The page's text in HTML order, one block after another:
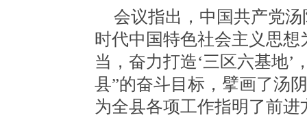
会议指出，中国共产党
时代中国特色社会主义思
当，奋力打造‘三区六基地
县”的奋斗目标，擘画了汤
为全县各项工作指明了前进